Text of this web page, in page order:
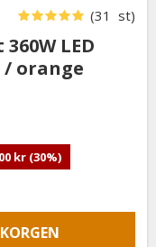
(31 st)
LED
/ orange
kr(30%)